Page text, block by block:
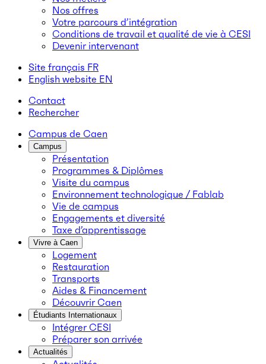
Nos offres
Votre parcours d’intégration
Conditions de travail et qualité de vie à CESI
Devenir intervenant
Site français FR
English website EN
Contact
Rechercher
Campus de Caen
Campus
Présentation
Programmes & Diplômes
Visite du campus
Environnement technologique / Fablab
Vie de campus
Engagements et diversité
Taxe d’apprentissage
Vivre à Caen
Logement
Restauration
Transports
Aides & Financement
Découvrir Caen
Étudiants Internationaux
Intégrer CESI
Préparer son arrivée
Actualités